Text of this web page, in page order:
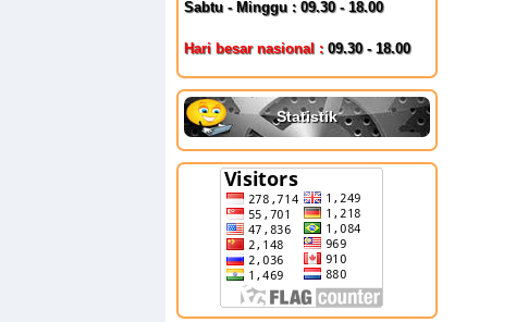
Sabtu - Minggu : 09.30 - 18.00
Hari besar nasional : 09.30 - 18.00
Statistik